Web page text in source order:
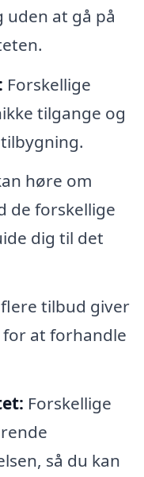
uden at gå på
Forskellige
tilgange og
høre om
de forskellige
dig til det
tilbud giver
at forhandle
Forskellige
så du kan